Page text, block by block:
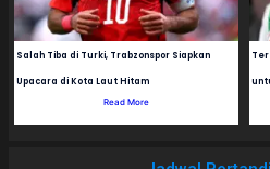
Salah Tiba di Turki, Trabzonspor Siapkan
Upacara di Kota Laut Hitam
Read More